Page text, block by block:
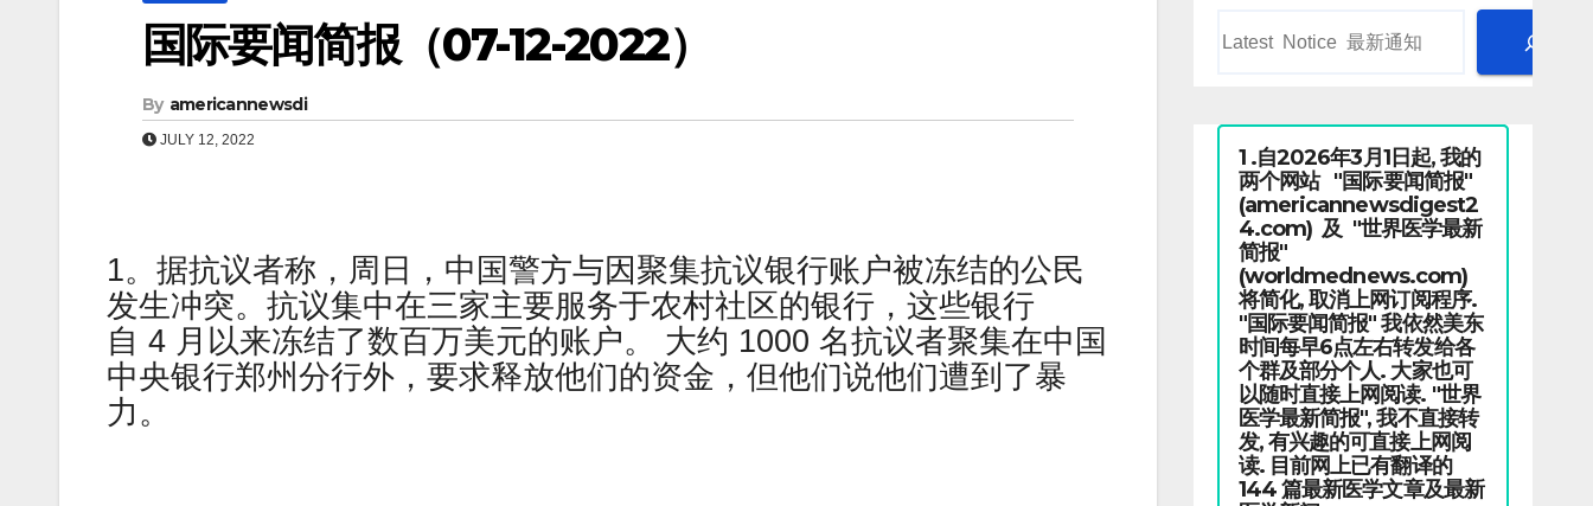
国际要闻简报（07-12-2022）
By americannewsdi
JULY 12, 2022
1。据抗议者称，周日，中国警方与因聚集抗议银行账户被冻结的公民
发生冲突。抗议集中在三家主要服务于农村社区的银行，这些银行
自 4 月以来冻结了数百万美元的账户。 大约 1000 名抗议者聚集在中国
中央银行郑州分行外，要求释放他们的资金，但他们说他们遭到了暴
力。
1 .自2026年3月1日起, 我的
两个网站 "国际要闻简报"
(americannewsdigest2
4.com) 及 "世界医学最新
简报"
(worldmednews.com)
将简化, 取消上网订阅程序.
"国际要闻简报" 我依然美东
时间每早6点左右转发给各
个群及部分个人. 大家也可
以随时直接上网阅读. "世界
医学最新简报", 我不直接转
发, 有兴趣的可直接上网阅
读. 目前网上已有翻译的
144 篇最新医学文章及最新